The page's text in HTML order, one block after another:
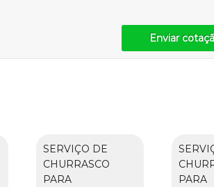
Enviar
SERVIÇO DE
CHURRASCO
PARA
PARA